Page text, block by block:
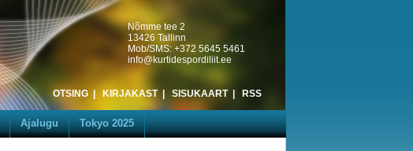
Nõmme tee 2
13426 Tallinn
Mob/SMS: +372 5645 5461
info@kurtidespordiliit.ee
OTSING| KIRJAKAST| SISUKAART| RSS
Ajalugu Tokyo 2025